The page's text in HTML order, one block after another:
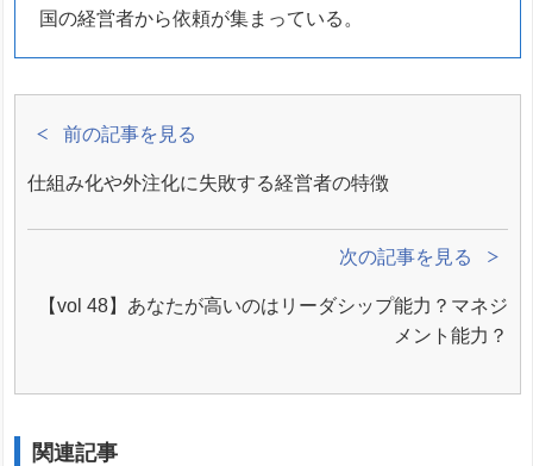
国の経営者から依頼が集まっている。
前の記事を見る
仕組み化や外注化に失敗する経営者の特徴
次の記事を見る
【vol 48】あなたが高いのはリーダシップ能力？マネジ
メント能力？
関連記事